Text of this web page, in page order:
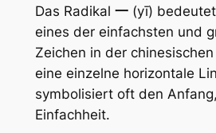
Das Radikal 一(yī) bedeutet
eines der einfachsten und
Zeichen in der
eine einzelne horizontale
symbolisiert oft den
Einfachheit.